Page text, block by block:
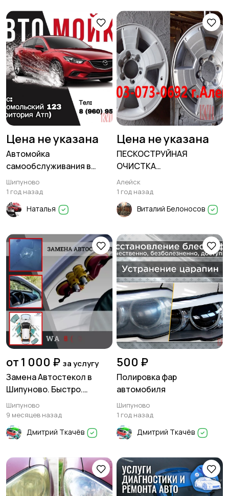
Цена не указана
Автомойка
самообслуживания в
Шипуново
Шипуново
1 год назад
Наталья
Цена не указана
ПЕСКОСТРУЙНАЯ
ОЧИСТКА
АВТОМОБИЛЬНЫХ
ДИСКОВ
Алейск
1 год назад
Виталий Белоносов
от 1 000 ₽ за услугу
Замена Автостекол в
Шипуново. Быстро.
Качественно. Недорого.
8(913)361-85-79
Шипуново
9 месяцев назад
Дмитрий Ткачёв
500 ₽
Полировка фар
автомобиля
Шипуново
1 год назад
Дмитрий Ткачёв